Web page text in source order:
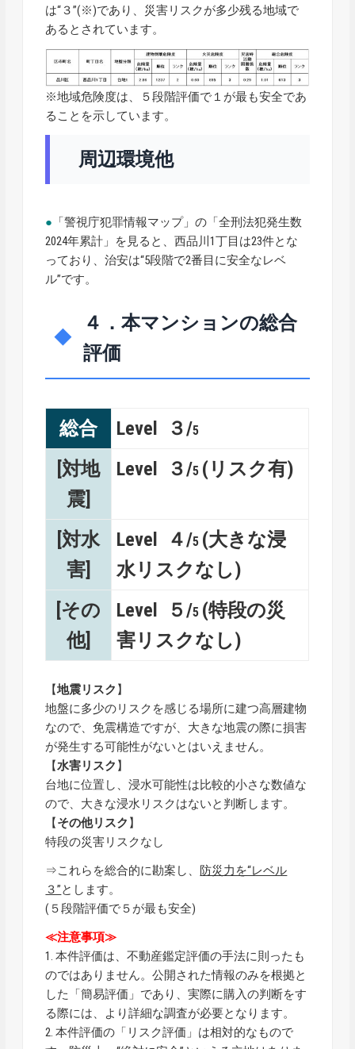
は“３”(※)であり、災害リスクが多少残る地域で
あるとされています。
※地域危険度は、５段階評価で１が最も安全であ
ることを示しています。
周辺環境他
● 「警視庁犯罪情報マップ」の「全刑法犯発生数
2024年累計」を見ると、西品川1丁目は23件とな
っており、治安は“5段階で2番目に安全なレベ
ル”です。
４．本マンションの総合
評価
総合 Level ３/5
[対地
震]
Level ３/5 (リスク有)
[対水
害]
Level ４/5 (大きな浸
水リスクなし)
[その
他]
Level ５/5 (特段の災
害リスクなし)
【地震リスク 】
地盤に多少のリスクを感じる場所に建つ高層建物
なので、免震構造ですが、大きな地震の際に損害
が発生する可能性がないとはいえません。
【水害リスク 】
台地に位置し、浸水可能性は比較的小さな数値な
ので、大きな浸水リスクはないと判断します。
【その他リスク 】
特段の災害リスクなし
⇒これらを総合的に勘案し、 防災力を“レベル
３”とします。
(５段階評価で５が最も安全)
≪注意事項≫
1. 本件評価は、不動産鑑定評価の手法に則ったも
のではありません。公開された情報のみを根拠と
した「簡易評価」であり、実際に購入の判断をす
る際には、より詳細な調査が必要となります。
2. 本件評価の「リスク評価」は相対的なもので